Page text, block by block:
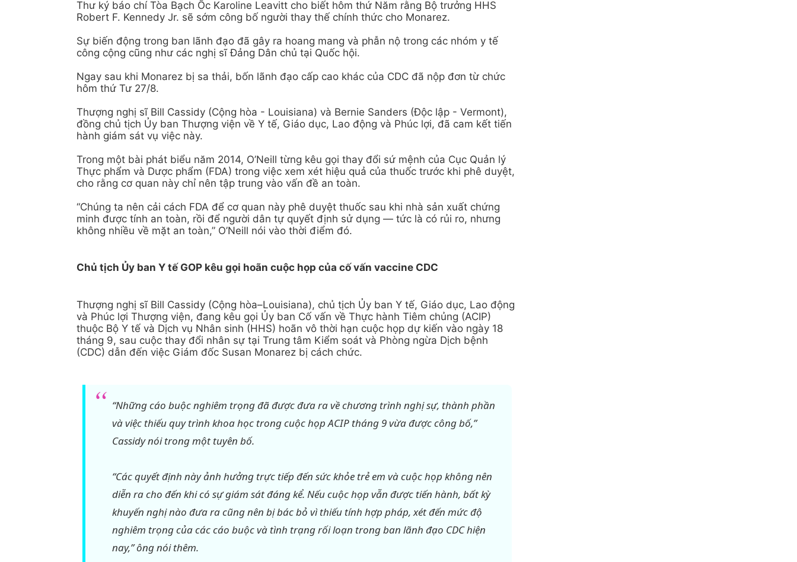
Thư ký báo chí Tòa Bạch Ốc Karoline Leavitt cho biết hôm thứ Năm rằng Bộ trưởng HHS
Robert F. Kennedy Jr. sẽ sớm công bố người thay thế chính thức cho Monarez.
Sự biến động trong ban lãnh đạo đã gây ra hoang mang và phẫn nộ trong các nhóm y tế
công cộng cũng như các nghị sĩ Đảng Dân chủ tại Quốc hội.
Ngay sau khi Monarez bị sa thải, bốn lãnh đạo cấp cao khác của CDC đã nộp đơn từ chức
hôm thứ Tư 27/8.
Thượng nghị sĩ Bill Cassidy (Cộng hòa - Louisiana) và Bernie Sanders (Độc lập - Vermont),
đồng chủ tịch Ủy ban Thượng viện về Y tế, Giáo dục, Lao động và Phúc lợi, đã cam kết tiến
hành giám sát vụ việc này.
Trong một bài phát biểu năm 2014, O’Neill từng kêu gọi thay đổi sứ mệnh của Cục Quản lý
Thực phẩm và Dược phẩm (FDA) trong việc xem xét hiệu quả của thuốc trước khi phê duyệt,
cho rằng cơ quan này chỉ nên tập trung vào vấn đề an toàn.
“Chúng ta nên cải cách FDA để cơ quan này phê duyệt thuốc sau khi nhà sản xuất chứng
minh được tính an toàn, rồi để người dân tự quyết định sử dụng — tức là có rủi ro, nhưng
không nhiều về mặt an toàn,” O’Neill nói vào thời điểm đó.
Chủ tịch Ủy ban Y tế GOP kêu gọi hoãn cuộc họp của cố vấn vaccine CDC
Thượng nghị sĩ Bill Cassidy (Cộng hòa–Louisiana), chủ tịch Ủy ban Y tế, Giáo dục, Lao động
và Phúc lợi Thượng viện, đang kêu gọi Ủy ban Cố vấn về Thực hành Tiêm chủng (ACIP)
thuộc Bộ Y tế và Dịch vụ Nhân sinh (HHS) hoãn vô thời hạn cuộc họp dự kiến vào ngày 18
tháng 9, sau cuộc thay đổi nhân sự tại Trung tâm Kiểm soát và Phòng ngừa Dịch bệnh
(CDC) dẫn đến việc Giám đốc Susan Monarez bị cách chức.
“Những cáo buộc nghiêm trọng đã được đưa ra về chương trình nghị sự, thành phần
và việc thiếu quy trình khoa học trong cuộc họp ACIP tháng 9 vừa được công bố,”
Cassidy nói trong một tuyên bố.
“Các quyết định này ảnh hưởng trực tiếp đến sức khỏe trẻ em và cuộc họp không nên
diễn ra cho đến khi có sự giám sát đáng kể. Nếu cuộc họp vẫn được tiến hành, bất kỳ
khuyến nghị nào đưa ra cũng nên bị bác bỏ vì thiếu tính hợp pháp, xét đến mức độ
nghiêm trọng của các cáo buộc và tình trạng rối loạn trong ban lãnh đạo CDC hiện
nay,” ông nói thêm.